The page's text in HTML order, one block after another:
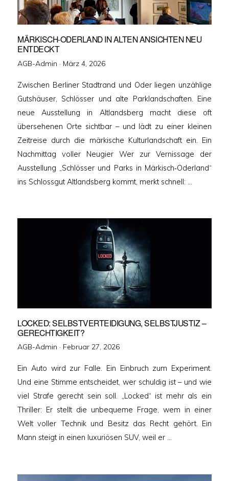
MÄRKISCH-ODERLAND IN ALTEN ANSICHTEN NEU
ENTDECKT
AGB-Admin · Veröffentlicht
März 4, 2026
Zwischen Berliner Stadtrand und Oder liegen unzählige
Gutshäuser, Schlösser und alte Parklandschaften. Eine
neue Ausstellung in Altlandsberg macht diese oft
übersehenen Orte sichtbar – und lädt zu einer kleinen
Zeitreise durch die märkische Kulturlandschaft ein. Ein
Nachmittag voller Neugier Wer zur Vernissage der
Ausstellung „Schlösser und Parks in Märkisch‑Oderland“
ins Schlossgut Altlandsberg kommt, merkt schnell: …
LOCKED: SELBSTVERTEIDIGUNG, SELBSTJUSTIZ –
GERECHTIGKEIT?
AGB-Admin · Veröffentlicht
Februar 27, 2026
Ein Auto wird zur Falle. Ein Einbruch zum Experiment.
Und eine Stimme entscheidet, wer schuldig ist – und wie
viel Strafe gerecht sein soll. „Locked“ ist mehr als ein
Thriller: Er stellt die unbequeme Frage, wem in einer
Welt voller Technik und Besitz das Recht gehört. Ein
Mann steigt in einen luxuriösen SUV, weil er …